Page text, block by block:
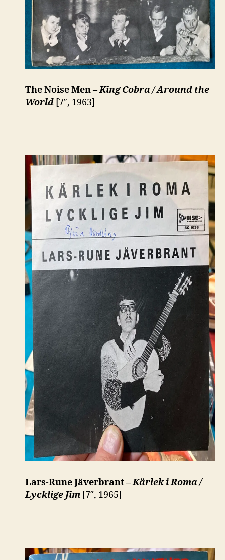
The Noise Men –King Cobra / Around the
World [7″, 1963]
Lars-Rune Jäverbrant –Kärlek i Roma /
Lycklige Jim [7″, 1965]